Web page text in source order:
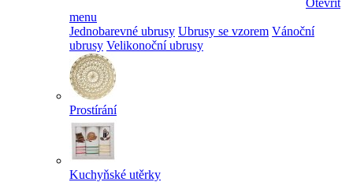
Otevřít
menu
Jednobarevné ubrusy Ubrusy se vzorem Vánoční
ubrusy Velikonoční ubrusy
Prostírání
Kuchyňské utěrky